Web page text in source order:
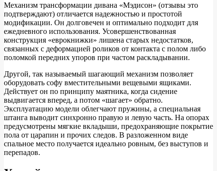
Механизм трансформации дивана «Мэдисон» (отзывы это
подтверждают) отличается надежностью и простотой
модификации. Он долговечен и оптимально подходит для
ежедневного использования. Усовершенствованная
конструкция «еврокнижки» лишена старых недостатков,
связанных с деформацией роликов от контакта с полом либо
поломкой передних упоров при частом раскладывании.
Другой, так называемый шагающий механизм позволяет
оборудовать софу вместительными вещевыми ящиками.
Действует он по принципу маятника, когда сидение
выдвигается вперед, а потом «шагает» обратно.
Эксплуатацию модели облегчают пружины, а специальная
штанга выводит синхронно правую и левую часть. На опорах
предусмотрены мягкие вкладыши, предохраняющие покрытие
пола от царапин и прочих следов. В разложенном виде
спальное место получается идеально ровным, без выступов и
перепадов.